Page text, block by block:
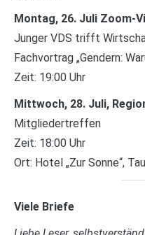
Montag, 26. Juli Zoom-
Junger VDS trifft
Fachvortrag „Gendern:
Zeit: 19:00 Uhr
Mittwoch, 28. Juli,
Mitgliedertreffen
Zeit: 18:00 Uhr
Ort: Hotel „Zur Sonne“,
Viele Briefe